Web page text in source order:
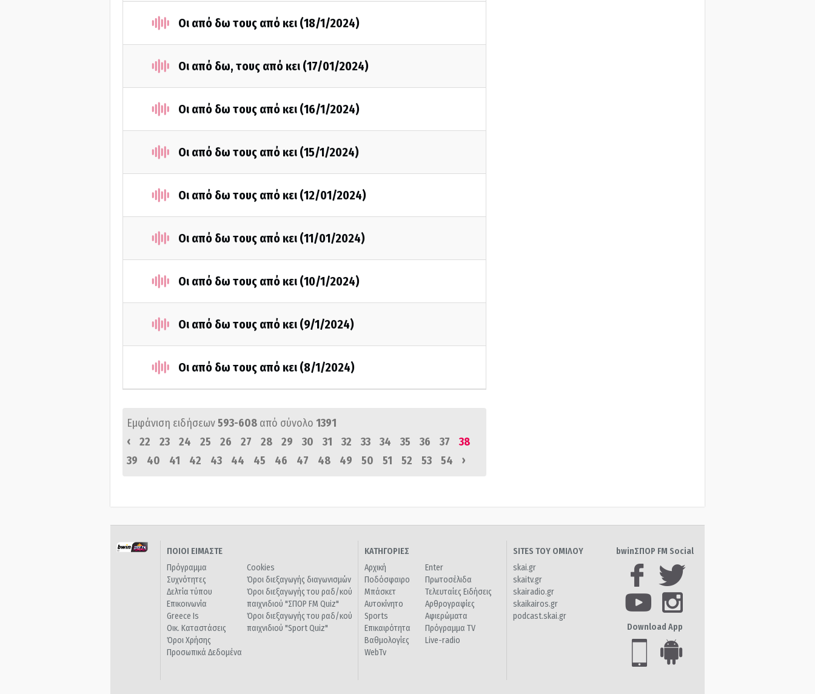
Οι από δω τους από κει (18/1/2024)
Οι από δω, τους από κει (17/01/2024)
Οι από δω τους από κει (16/1/2024)
Οι από δω τους από κει (15/1/2024)
Οι από δω τους από κει (12/01/2024)
Οι από δω τους από κει (11/01/2024)
Οι από δω τους από κει (10/1/2024)
Οι από δω τους από κει (9/1/2024)
Οι από δω τους από κει (8/1/2024)
Εμφάνιση ειδήσεων593-608 από σύνολο 1391
‹
22 23 24 25 26 27 28 29 30 31 32 33 34 35 36 37
38
39
40 41 42 43 44 45 46 47 48 49 50 51 52 53 54 ›
ΠΟΙΟΙ ΕΙΜΑΣΤΕ
Πρόγραμμα
Συχνότητες
Δελτία τύπου
Επικοινωνία
Greece Is
Οικ. Καταστάσεις
Όροι Χρήσης
Προσωπικά Δεδομένα
Cookies
Όροι διεξαγωγής διαγωνισμών
Όροι διεξαγωγής του ραδ/κού
παιχνιδιού "ΣΠΟΡ FM Quiz"
Όροι διεξαγωγής του ραδ/κού
παιχνιδιού "Sport Quiz"
ΚΑΤΗΓΟΡΙΕΣ
Αρχική
Ποδόσφαιρο
Μπάσκετ
Αυτοκίνητο
Sports
Επικαιρότητα
Βαθμολογίες
WebTv
Enter
Πρωτοσέλιδα
Τελευταίες Ειδήσεις
Αρθρογραφίες
Αφιερώματα
Πρόγραμμα TV
Live-radio
SITES ΤΟΥ ΟΜΙΛΟΥ
skai.gr
skaitv.gr
skairadio.gr
skaikairos.gr
podcast.skai.gr
bwinΣΠΟΡ FM Social
Download App